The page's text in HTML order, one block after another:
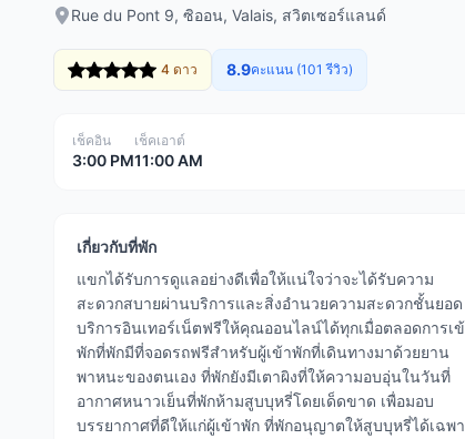
Rue du Pont 9, ซิออน, Valais, สวิตเซอร์แลนด์
4 ดาว 8.9คะแนน (101 รีวิว)
เช็คอิน
3:00 PM
เช็คเอาต์
11:00 AM
เกี่ยวกับที่พัก
แขกได้รับการดูแลอย่างดีเพื่อให้แน่ใจว่าจะได้รับความ
สะดวกสบายผ่านบริการและสิ่งอำนวยความสะดวกชั้นยอด
บริการอินเทอร์เน็ตฟรีให้คุณออนไลน์ได้ทุกเมื่อตลอดการเ
พักที่พักมีที่จอดรถฟรีสำหรับผู้เข้าพักที่เดินทางมาด้วยยาน
พาหนะของตนเอง ที่พักยังมีเตาผิงที่ให้ความอบอุ่นในวันที่
อากาศหนาวเย็นที่พักห้ามสูบบุหรี่โดยเด็ดขาด เพื่อมอบ
บรรยากาศที่ดีให้แก่ผู้เข้าพัก ที่พักอนุญาตให้สูบบุหรี่ได้เฉพ